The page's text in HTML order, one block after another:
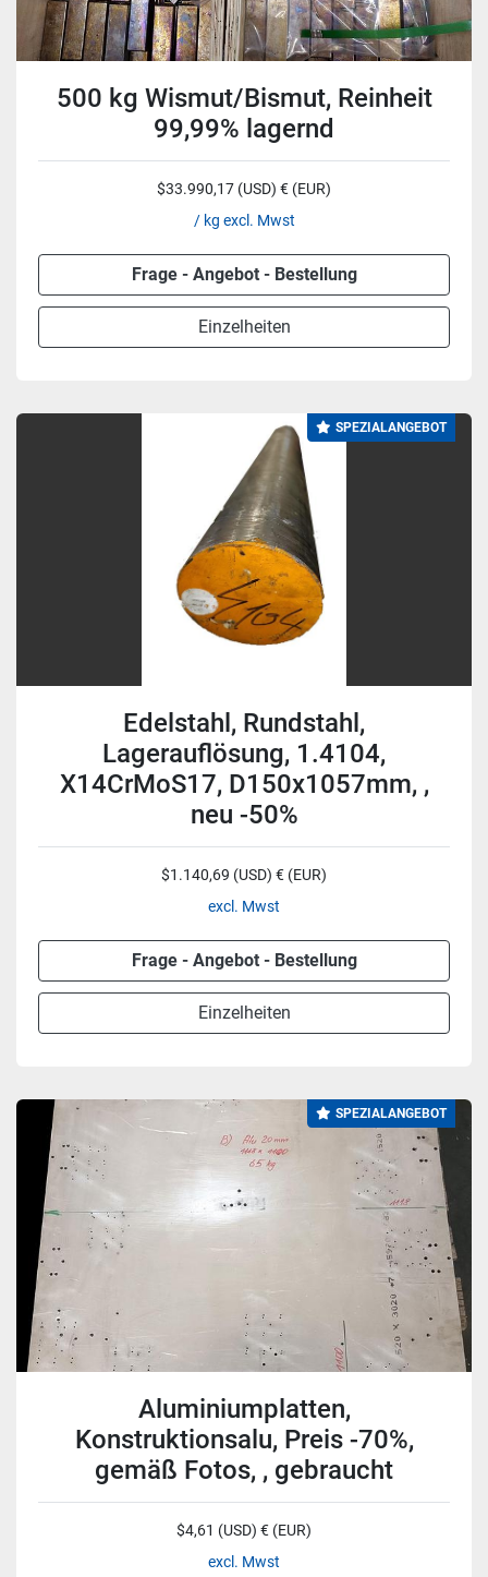
500 kg Wismut/Bismut, Reinheit
99,99% lagernd
$33.990,17 (USD) € (EUR)
/ kg excl. Mwst
Frage - Angebot - Bestellung
Einzelheiten
SPEZIALANGEBOT
Edelstahl, Rundstahl,
Lagerauflösung, 1.4104,
X14CrMoS17, D150x1057mm, ,
neu -50%
$1.140,69 (USD) € (EUR)
excl. Mwst
Frage - Angebot - Bestellung
Einzelheiten
SPEZIALANGEBOT
Aluminiumplatten,
Konstruktionsalu, Preis -70%,
gemäß Fotos, , gebraucht
$4,61 (USD) € (EUR)
excl. Mwst